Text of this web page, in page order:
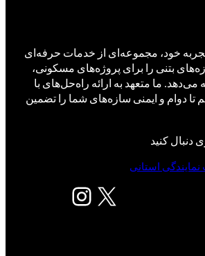
خود، مجموعه‌ای از خدمات حرفه‌ای
بتنی را برای پروژه‌های مسکونی،
می‌دهد. ما متعهد به ارائه راه‌حل‌های با
تا دوام و ایمنی سازه‌های شما را تضمین
دنبال کنید
X اینستاگرم
استانی